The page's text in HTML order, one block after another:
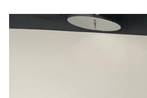
НОВОСТИ
НОВОСТИ